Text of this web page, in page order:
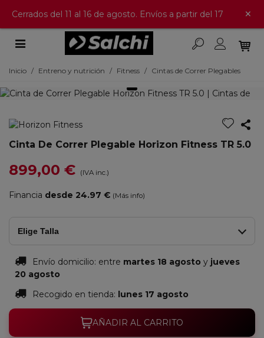
Cerrados del 11 al 16 de agosto. Envíos a partir del 17 ×
Inicio / Entreno y nutrición / Fitness / Cintas de Correr Plegables
Cinta De Correr Plegable Horizon Fitness TR 5.0
899,00 € (IVA inc.)
Financia desde 24.97 € (Más info)
Elige Talla
Envío domicilio: entre martes 18 agosto y jueves
20 agosto
Recogido en tienda: lunes 17 agosto
AÑADIR AL CARRITO